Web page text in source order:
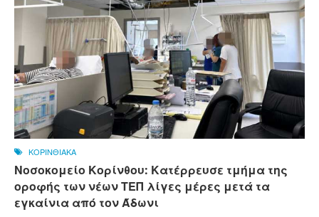
ΚΟΡΙΝΘΙΑΚΑ
Νοσοκομείο Κορίνθου: Κατέρρευσε τμήμα της
οροφής των νέων ΤΕΠ λίγες μέρες μετά τα
εγκαίνια από τον Άδωνι